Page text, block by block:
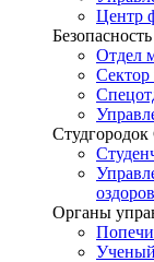
Центр
Безопасность
Отдел
Органы
Ученый